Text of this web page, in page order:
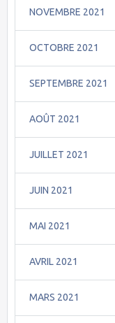
NOVEMBRE 2021
OCTOBRE 2021
SEPTEMBRE 2021
AOÛT 2021
JUILLET 2021
JUIN 2021
MAI 2021
AVRIL 2021
MARS 2021